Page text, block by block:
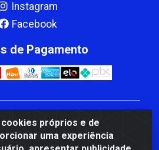
próprios e de
uma experiência
Instagram
Facebook
de Pagamento
PEÇAS LTDA Matriz - av
1249 - Coramara , Cachoeiro
- CEP 29.311-310 - CNPJ